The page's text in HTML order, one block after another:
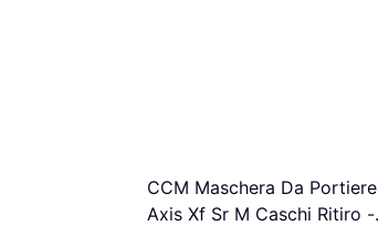
CCM Maschera Da Portiere
Axis Xf Sr M Caschi Ritiro -